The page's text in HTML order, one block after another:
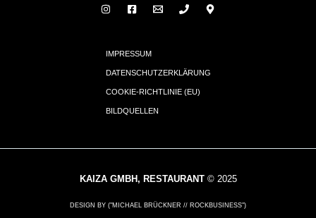
IMPRESSUM
DATENSCHUTZERKLÄRUNG
COOKIE-RICHTLINIE (EU)
BILDQUELLEN
KAIZA GMBH, RESTAURANT© 2025
DESIGN BY ("MICHAEL BRÜCKNER // ROCKBUSINESS")